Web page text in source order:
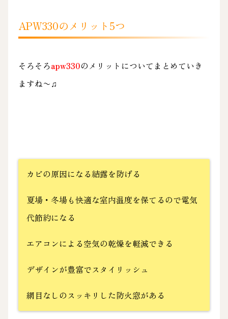
APW330のメリット5つ
そろそろapw330のメリットについてまとめていき
ますね〜♫
カビの原因になる結露を防げる
夏場・冬場も快適な室内温度を保てるので電気
代節約になる
エアコンによる空気の乾燥を軽減できる
デザインが豊富でスタイリッシュ
網目なしのスッキリした防火窓がある